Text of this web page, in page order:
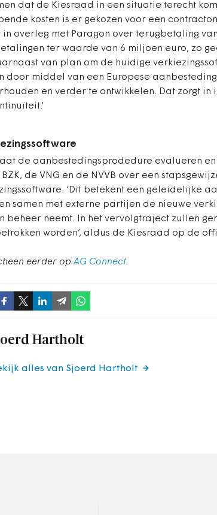
dat de Kiesraad in een situatie terecht
kosten is er gekozen voor een
in overleg met Paragon over terugbetaling van
ter waarde van 6 miljoen euro, zo
van plan om de huidige
door middel van een Europese
en verder te ontwikkelen. Dat zorgt in
de aanbestedingsprodedure evalueren
de VNG en de NVVB over een
‘Dit betekent een geleidelijke
samen met externe partijen de nieuwe
beheer neemt. In het vervolgtraject zullen
worden’, aldus de Kiesraad op de
eerder op AG Connect.
Hartholt
alles van Sjoerd Hartholt